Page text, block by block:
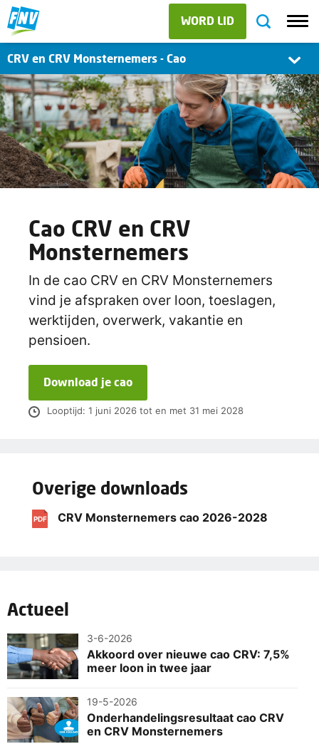
WORD LID
CRV en CRV Monsternemers - Cao
Cao CRV en CRV
Monsternemers
In de cao CRV en CRV Monsternemers
vind je afspraken over loon, toeslagen,
werktijden, overwerk, vakantie en
pensioen.
Download je cao
Looptijd: 1 juni 2026 tot en met 31 mei 2028
Overige downloads
PDF CRV Monsternemers cao 2026-2028
Actueel
3-6-2026
Akkoord over nieuwe cao CRV: 7,5%
meer loon in twee jaar
19-5-2026
Onderhandelingsresultaat cao CRV
en CRV Monsternemers